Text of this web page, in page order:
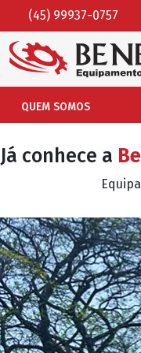
(45) 99937-0757
QUEM SOMOS
Já conhece a